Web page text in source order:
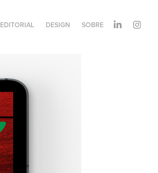
EDITORIAL DESIGN SOBRE